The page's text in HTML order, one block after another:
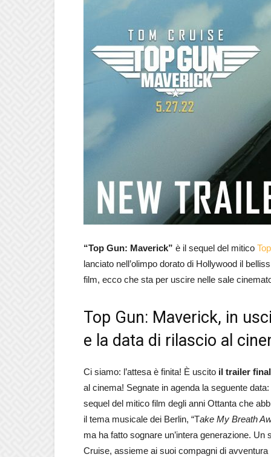
“Top Gun: Maverick” è il sequel del mitico
lanciato nell’olimpo dorato di Hollywood il
film, ecco che sta per uscire nelle sale
Top Gun: Maverick, in
e la data di rilascio al
Ci siamo: l’attesa è finita! È uscito il trailer
al cinema! Segnate in agenda la seguente data:
sequel del mitico film degli anni Ottanta che
il tema musicale dei Berlin, “Take My Breath
ma ha fatto sognare un’intera generazione.
Cruise, assieme ai suoi compagni di